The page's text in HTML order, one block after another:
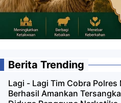
Berita Trending
Lagi - Lagi Tim Cobra Polres
Berhasil Amankan